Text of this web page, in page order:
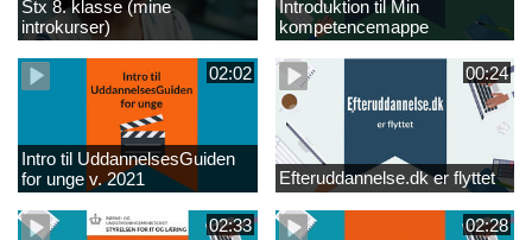
Stx 8. klasse (mine
introkurser)
Introduktion til Min
kompetencemappe
02:02
Intro til UddannelsesGuiden
for unge v. 2021
00:24
Efteruddannelse.dk er flyttet
02:33 02:28